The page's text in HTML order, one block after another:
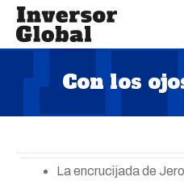
Con los
La encrucijada de